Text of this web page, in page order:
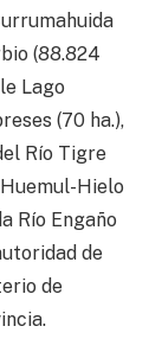
(88.824
Lago
(70 ha.),
Río Tigre
Hielo
Río Engaño
de
de